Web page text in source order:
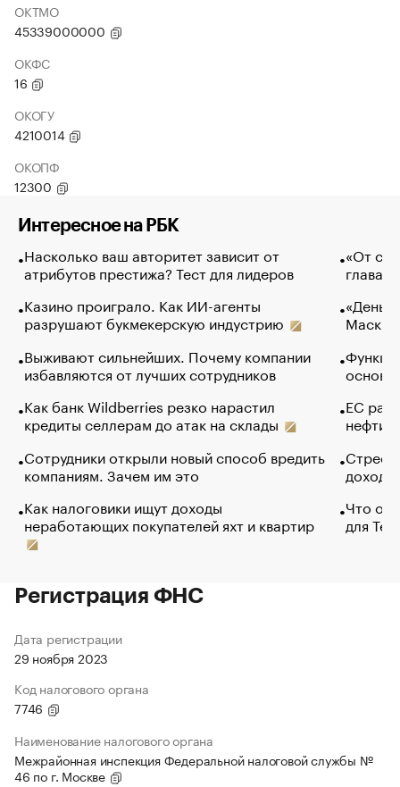
ОКТМО
45339000000
ОКФС
16
ОКОГУ
4210014
ОКОПФ
12300
Интересное на РБК
Насколько ваш авторитет зависит от
атрибутов престижа? Тест для лидеров
Казино проиграло. Как ИИ-агенты
разрушают букмекерскую индустрию
Выживают сильнейших. Почему компании
избавляются от лучших сотрудников
Как банк Wildberries резко нарастил
кредиты селлерам до атак на склады
Сотрудники открыли новый способ вредить
компаниям. Зачем им это
Как налоговики ищут доходы
неработающих покупателей яхт и квартир
«От
глава
Маск в
основ
ЕС
нефти
Что
для
Регистрация ФНС
Дата регистрации
29 ноября 2023
Код налогового органа
7746
Наименование налогового органа
Межрайонная инспекция Федеральной налоговой службы №
46 по г. Москве